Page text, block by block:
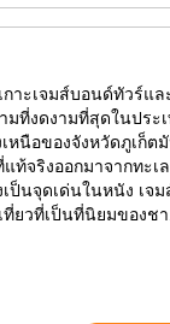
าะเจมส์บอนด์ทัวร์แล
มที่งดงามที่สุดในประ
หนือของจังหวัดภูเก็ต
จริงออกมาจากทะเ
ป็นจุดเด่นในหนัง เจม
ยวที่เป็นที่นิยมของชา